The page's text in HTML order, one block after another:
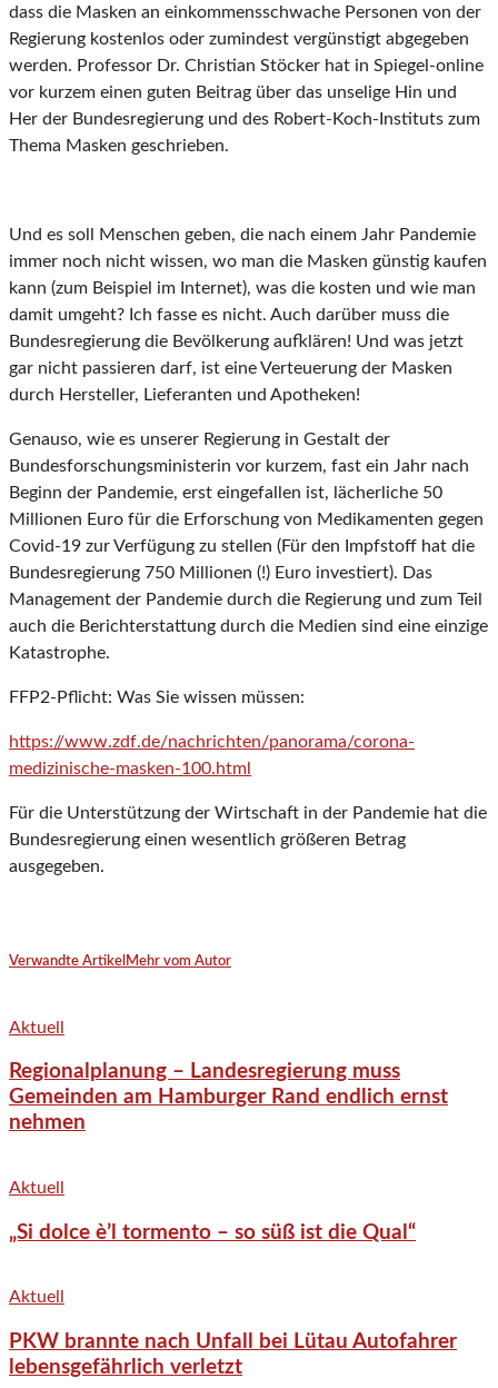
dass die Masken an einkommensschwache Personen von der
Regierung kostenlos oder zumindest vergünstigt abgegeben
werden. Professor Dr. Christian Stöcker hat in Spiegel-online
vor kurzem einen guten Beitrag über das unselige Hin und
Her der Bundesregierung und des Robert-Koch-Instituts zum
Thema Masken geschrieben.
Und es soll Menschen geben, die nach einem Jahr Pandemie
immer noch nicht wissen, wo man die Masken günstig kaufen
kann (zum Beispiel im Internet), was die kosten und wie man
damit umgeht? Ich fasse es nicht. Auch darüber muss die
Bundesregierung die Bevölkerung aufklären! Und was jetzt
gar nicht passieren darf, ist eine Verteuerung der Masken
durch Hersteller, Lieferanten und Apotheken!
Genauso, wie es unserer Regierung in Gestalt der
Bundesforschungsministerin vor kurzem, fast ein Jahr nach
Beginn der Pandemie, erst eingefallen ist, lächerliche 50
Millionen Euro für die Erforschung von Medikamenten gegen
Covid-19 zur Verfügung zu stellen (Für den Impfstoff hat die
Bundesregierung 750 Millionen (!) Euro investiert). Das
Management der Pandemie durch die Regierung und zum Teil
auch die Berichterstattung durch die Medien sind eine einzige
Katastrophe.
FFP2-Pflicht: Was Sie wissen müssen:
https://www.zdf.de/nachrichten/panorama/corona-
medizinische-masken-100.html
Für die Unterstützung der Wirtschaft in der Pandemie hat die
Bundesregierung einen wesentlich größeren Betrag
ausgegeben.
Verwandte Artikel Mehr vom Autor
Aktuell
Regionalplanung – Landesregierung muss
Gemeinden am Hamburger Rand endlich ernst
nehmen
Aktuell
„Si dolce è’l tormento – so süß ist die Qual“
Aktuell
PKW brannte nach Unfall bei Lütau Autofahrer
lebensgefährlich verletzt